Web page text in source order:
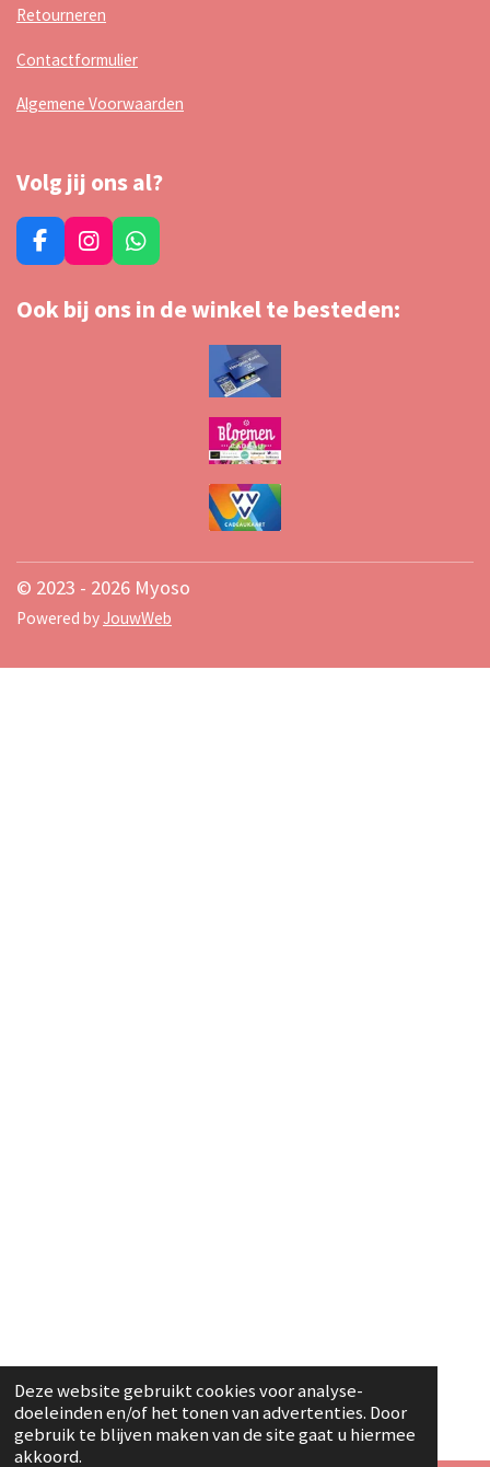
Deze website gebruikt cookies voor analyse-
doeleinden en/of het tonen van advertenties. Door
gebruik te blijven maken van de site gaat u hiermee
akkoord.
Retourneren
Contactformulier
Algemene Voorwaarden
Volg jij ons al?
F
a
e
I
n
t
W
h
t
Ook bij ons in de winkel te besteden:
© 2023 - 2026 Myoso
Powered byJouwWeb